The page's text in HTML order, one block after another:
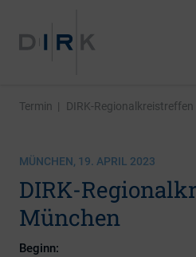
Termin | DIRK-
MÜNCHEN, 19. APRIL 2023
DIRK-
München
Beginn: